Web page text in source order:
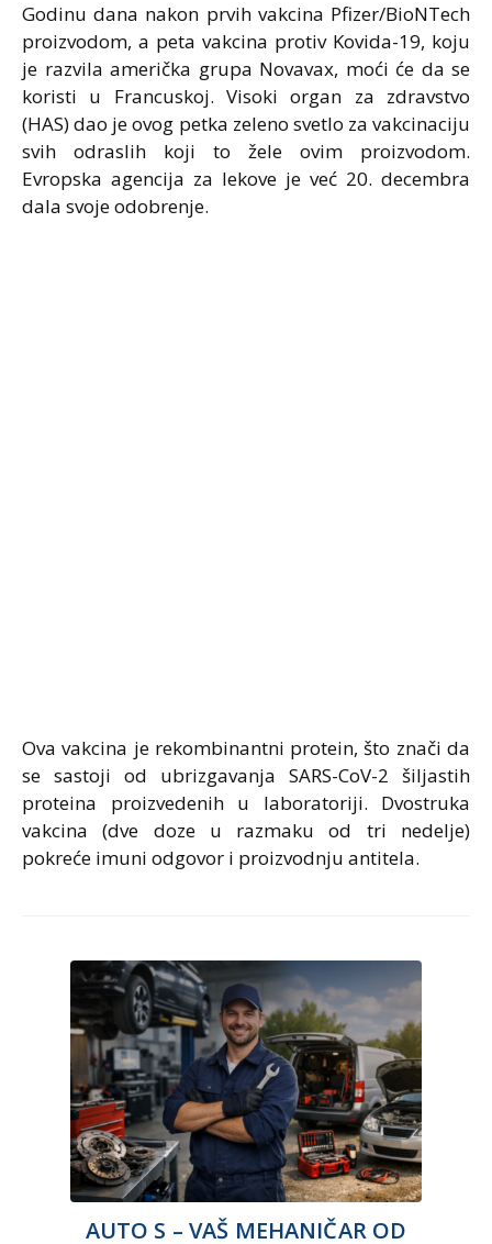
Godinu dana nakon prvih vakcina Pfizer/BioNTech
proizvodom, a peta vakcina protiv Kovida-19, koju
je razvila američka grupa Novavax, moći će da se
koristi u Francuskoj. Visoki organ za zdravstvo
(HAS) dao je ovog petka zeleno svetlo za vakcinaciju
svih odraslih koji to žele ovim proizvodom.
Evropska agencija za lekove je već 20. decembra
dala svoje odobrenje.
Ova vakcina je rekombinantni protein, što znači da
se sastoji od ubrizgavanja SARS-CoV-2 šiljastih
proteina proizvedenih u laboratoriji. Dvostruka
vakcina (dve doze u razmaku od tri nedelje)
pokreće imuni odgovor i proizvodnju antitela.
AUTO S – VAŠ MEHANIČAR OD